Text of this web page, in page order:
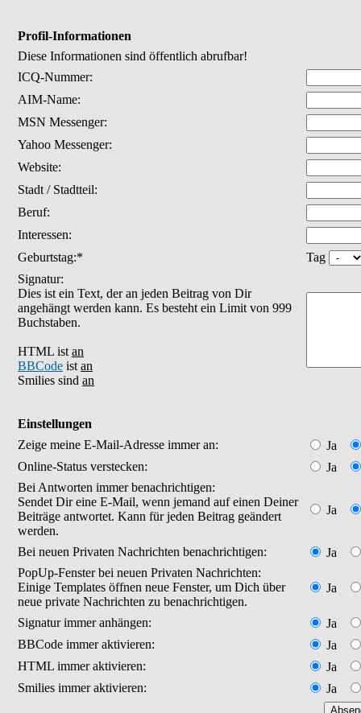
Profil-Informationen
Diese Informationen sind öffentlich abrufbar!
ICQ-Nummer:
AIM-Name:
MSN Messenger:
Yahoo Messenger:
Website:
Stadt / Stadtteil:
Beruf:
Interessen:
Geburtstag:*
Tag
Signatur:
Dies ist ein Text, der an jeden Beitrag von Dir
angehängt werden kann. Es besteht ein Limit von 999
Buchstaben.
HTML ist an
BBCode ist an
Smilies sind an
Einstellungen
Zeige meine E-Mail-Adresse immer an:
Ja
Online-Status verstecken:
Ja
Bei Antworten immer benachrichtigen:
Sendet Dir eine E-Mail, wenn jemand auf einen Deiner
Beiträge antwortet. Kann für jeden Beitrag geändert
werden.
Ja
Bei neuen Privaten Nachrichten benachrichtigen:
Ja
PopUp-Fenster bei neuen Privaten Nachrichten:
Einige Templates öffnen neue Fenster, um Dich über
neue private Nachrichten zu benachrichtigen.
Ja
Signatur immer anhängen:
Ja
BBCode immer aktivieren:
Ja
HTML immer aktivieren:
Ja
Smilies immer aktivieren:
Ja